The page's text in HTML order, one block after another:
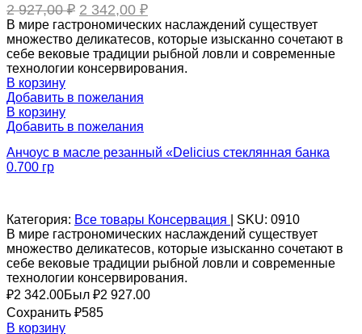
2 927,00₽ Первоначальная
цена
составляла
2
927,00 ₽.
2 342,00 ₽Текущая
цена:
2
342,00 ₽.
В мире гастрономических наслаждений существует
множество деликатесов, которые изысканно сочетают в
себе вековые традиции рыбной ловли и современные
технологии консервирования.
В корзину
Добавить в пожелания
В корзину
Добавить в пожелания
Анчоус в масле резанный «Delicius стеклянная банка
0.700 гр
Категория: Все товары Консервация SKU: 0910
В мире гастрономических наслаждений существует
множество деликатесов, которые изысканно сочетают в
себе вековые традиции рыбной ловли и современные
технологии консервирования.
₽2 342.00Был ₽2 927.00
Сохранить ₽585
В корзину